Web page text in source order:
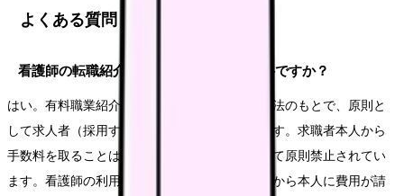
よくある質問
看護師の転職紹介サービスは、本当に無料ですか？
はい。有料職業紹介事業の手数料は、職業安定法のもとで、原則と
して求人者（採用する病院・施設）が支払います。求職者本人から
手数料を取ることは、一部の特殊な職種を除いて原則禁止されてい
ます。看護師の利用は本人無料が原則です。後から本人に費用が請